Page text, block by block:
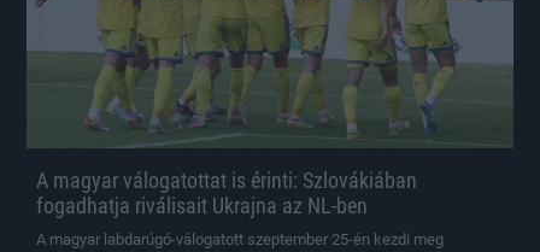
A magyar válogatottat is érinti: Szlovákiában
fogadhatja riválisait Ukrajna az NL-ben
A magyar labdarúgó-válogatott szeptember 25-én kezdi meg